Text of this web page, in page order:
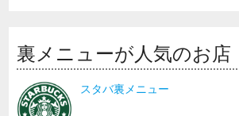
裏メニューが人気のお店
スタバ裏メニュー